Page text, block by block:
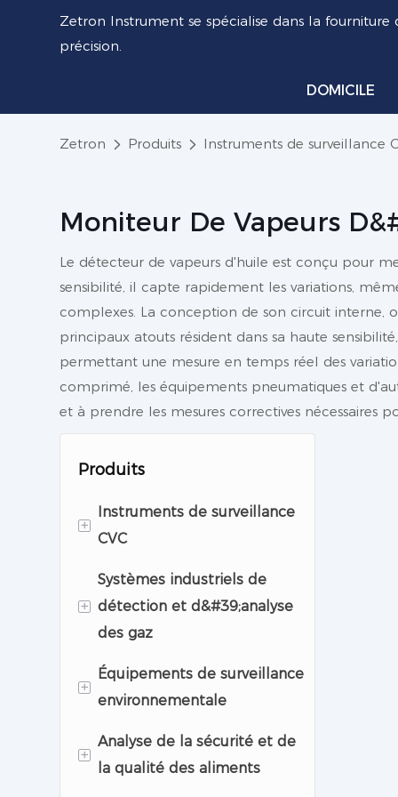
Zetron Instrument se spécialise dans la
précision.
DOMICILE
Zetron Produits Instruments de surveillance
Moniteur De Vapeurs
Le détecteur de vapeurs d'huile est conçu pour
sensibilité, il capte rapidement les variations,
complexes. La conception de son circuit interne,
principaux atouts résident dans sa haute
permettant une mesure en temps réel des
comprimé, les équipements pneumatiques et
et à prendre les mesures correctives
Produits
+
Instruments de surveillance
CVC
Équipements de
surveillance des salles
blanches
Instruments
d&#39;analyse
+
Systèmes industriels de
détection et d&#39;analyse
des gaz
Détecteur de gaz
+
Équipements de surveillance
environnementale
Système de surveillance
de la qualité de l&#39;air
+
Analyse de la sécurité et de
la qualité des aliments